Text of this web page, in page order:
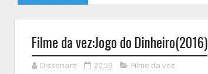
Filme da vez:Jogo do Dinheiro(2016)
Dissonant 20:59 Filme da vez